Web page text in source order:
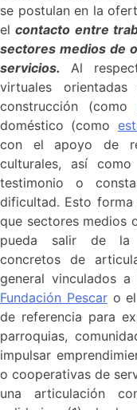
se postulan en la
elcontacto entre
sectores medios de
servicios. Al
virtuales
construcción (como
doméstico (como
con el apoyo de
culturales, así
testimonio o
dificultad. Esto
que sectores medios
pueda salir de la
concretos de
general vinculados
Fundación Pescaro el
de referencia para
parroquias,
impulsar
o cooperativas de
una articulación